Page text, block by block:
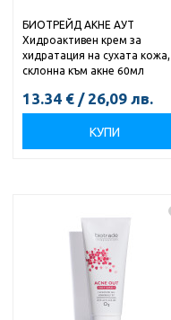
БИОТРЕЙД АКНЕ АУТ
Хидроактивен крем за
хидратация на сухата кожа,
склонна към акне 60мл
13.34 € / 26,09 лв.
КУПИ